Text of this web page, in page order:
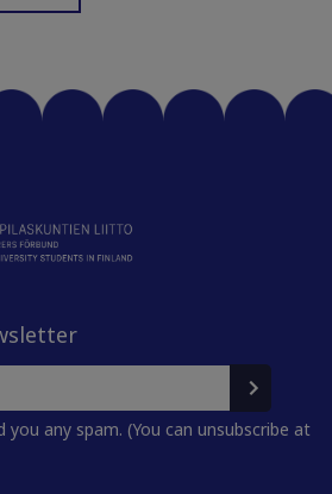
any spam. (You can unsubscribe at